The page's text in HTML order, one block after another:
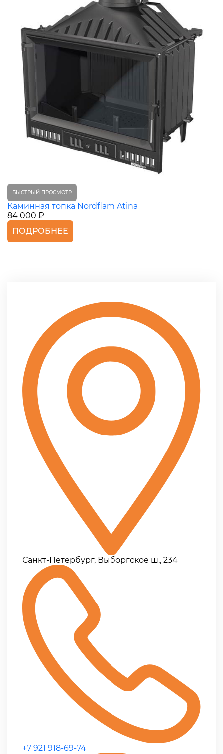
БЫСТРЫЙ ПРОСМОТР
Каминная топка Nordflam Atina
84 000 ₽
ПОДРОБНЕЕ
Санкт-Петербург, Выборгское ш., 234
+7 921 918-69-74